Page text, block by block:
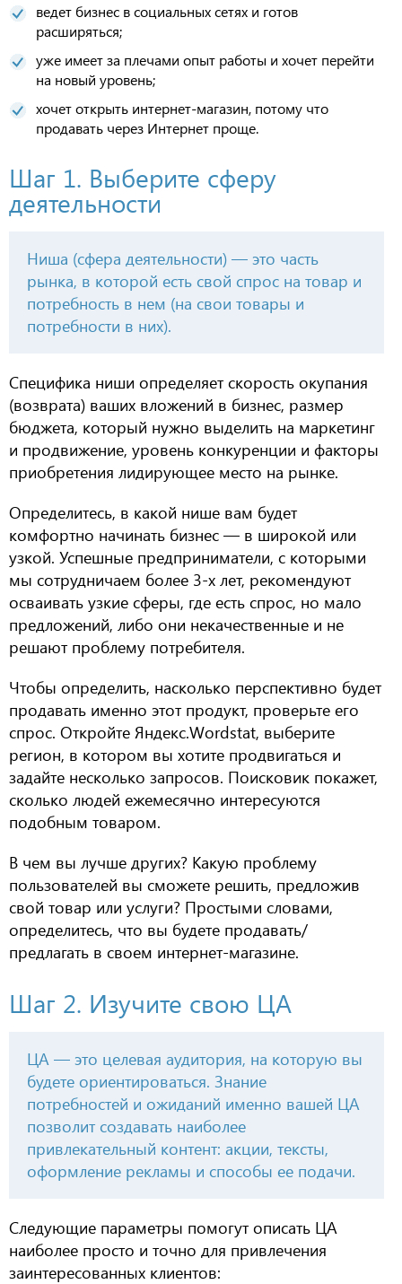
ведет бизнес в социальных сетях и готов
расширяться;
уже имеет за плечами опыт работы и хочет перейти
на новый уровень;
хочет открыть интернет-магазин, потому что
продавать через Интернет проще.
Шаг 1. Выберите сферу
деятельности
Ниша (сфера деятельности) — это часть
рынка, в которой есть свой спрос на товар и
потребность в нем (на свои товары и
потребности в них).
Специфика ниши определяет скорость окупания
(возврата) ваших вложений в бизнес, размер
бюджета, который нужно выделить на маркетинг
и продвижение, уровень конкуренции и факторы
приобретения лидирующее место на рынке.
Определитесь, в какой нише вам будет
комфортно начинать бизнес — в широкой или
узкой. Успешные предприниматели, с которыми
мы сотрудничаем более 3-х лет, рекомендуют
осваивать узкие сферы, где есть спрос, но мало
предложений, либо они некачественные и не
решают проблему потребителя.
Чтобы определить, насколько перспективно будет
продавать именно этот продукт, проверьте его
спрос. Откройте Яндекс.Wordstat, выберите
регион, в котором вы хотите продвигаться и
задайте несколько запросов. Поисковик покажет,
сколько людей ежемесячно интересуются
подобным товаром.
В чем вы лучше других? Какую проблему
пользователей вы сможете решить, предложив
свой товар или услуги? Простыми словами,
определитесь, что вы будете продавать/
предлагать в своем интернет-магазине.
Шаг 2. Изучите свою ЦА
ЦА — это целевая аудитория, на которую вы
будете ориентироваться. Знание
потребностей и ожиданий именно вашей ЦА
позволит создавать наиболее
привлекательный контент: акции, тексты,
оформление рекламы и способы ее подачи.
Следующие параметры помогут описать ЦА
наиболее просто и точно для привлечения
заинтересованных клиентов: